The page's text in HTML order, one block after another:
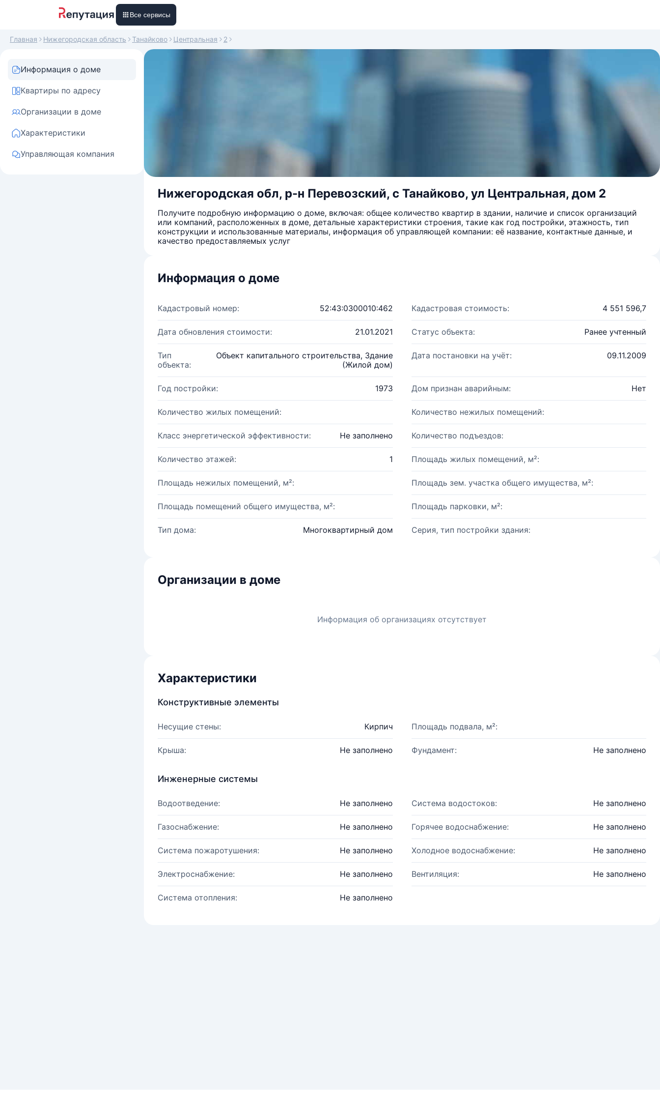
Все сервисы
Главная Нижегородская область Танайково Центральная 2
Информация о доме
Квартиры по адресу
Организации в доме
Характеристики
Управляющая компания
Нижегородская обл, р-н Перевозский, с Танайково, ул Центральная, дом 2
Получите подробную информацию о доме, включая: общее количество квартир в здании, наличие и список организаций
или компаний, расположенных в доме, детальные характеристики строения, такие как год постройки, этажность, тип
конструкции и использованные материалы, информация об управляющей компании: её название, контактные данные, и
качество предоставляемых услуг
Информация о доме
Кадастровый номер: 52:43:0300010:462 Кадастровая стоимость: 4 551 596,7
Дата обновления стоимости: 21.01.2021 Статус объекта: Ранее учтенный
Тип
объекта:
Объект капитального строительства, Здание
(Жилой дом)
Дата постановки на учёт: 09.11.2009
Год постройки: 1973 Дом признан аварийным: Нет
Количество жилых помещений: Количество нежилых помещений:
Класс энергетической эффективности: Не заполнено Количество подъездов:
Количество этажей: 1 Площадь жилых помещений, м²:
Площадь нежилых помещений, м²: Площадь зем. участка общего имущества, м²:
Площадь помещений общего имущества, м²: Площадь парковки, м²:
Тип дома: Многоквартирный дом Серия, тип постройки здания:
Организации в доме
Информация об организациях отсутствует
Характеристики
Конструктивные элементы
Несущие стены: Кирпич Площадь подвала, м²:
Крыша: Не заполнено Фундамент: Не заполнено
Инженерные системы
Водоотведение: Не заполнено Система водостоков: Не заполнено
Газоснабжение: Не заполнено Горячее водоснабжение: Не заполнено
Система пожаротушения: Не заполнено Холодное водоснабжение: Не заполнено
Электроснабжение: Не заполнено Вентиляция: Не заполнено
Система отопления: Не заполнено